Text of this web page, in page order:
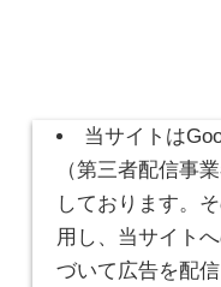
当サイトは
（第三者配信事
しております。
用し、当サイト
づいて広告を配信